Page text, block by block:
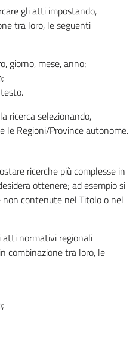
gli atti impostando,
tra loro, le seguenti
giorno, mese, anno;
ricerca selezionando,
Regioni/Province autonome.
ricerche più complesse in
ottenere; ad esempio si
non contenute nel Titolo o nel
atti normativi regionali
combinazione tra loro, le